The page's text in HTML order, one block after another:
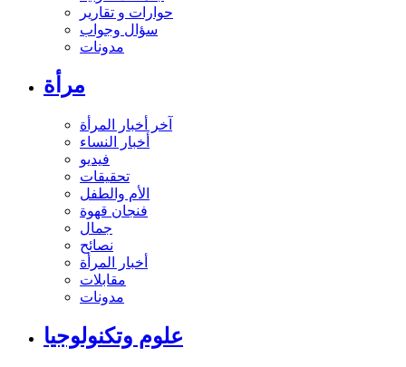
حوارات و تقارير
سؤال وجواب
مدونات
مرأة
آخر أخبار المرأة
أخبار النساء
فيديو
تحقيقات
الأم والطفل
فنجان قهوة
جمال
نصائح
أخبار المرأة
مقابلات
مدونات
علوم وتكنولوجيا